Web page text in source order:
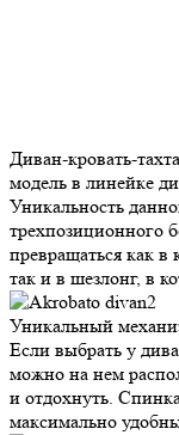
Диван-кровать-
модель в линейке
Уникальность
трехпозиционного
превращаться как
так и в шезлонг, в
Уникальный
Если выбрать у
можно на нем
и отдохнуть.
максимально